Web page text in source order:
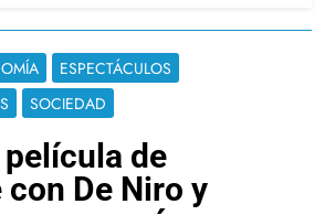
ESPECTÁCULOS
SOCIEDAD
de
con De Niro y